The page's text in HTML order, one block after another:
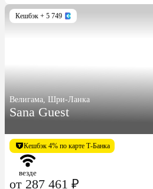
Кешбэк + 5 749
Велигама, Шри-Ланка
Sana Guest
Кешбэк 4% по карте Т-Банка
везде
от 287 461 ₽